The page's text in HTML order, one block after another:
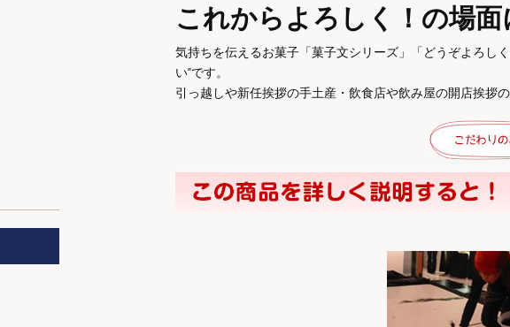
これからよろしく！の場面
気持ちを伝えるお菓子「菓子文シリーズ」「どうぞよろし
い”です。
引っ越しや新任挨拶の手土産・飲食店や飲み屋の開店挨拶